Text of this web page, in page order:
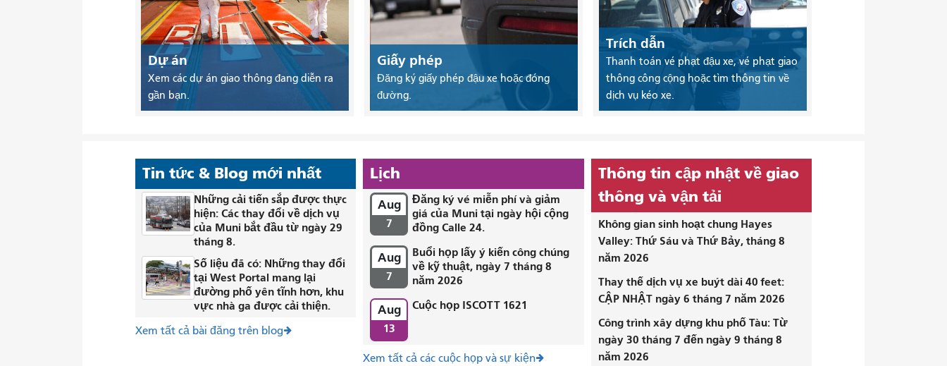
Dự án
Xem các dự án giao thông đang diễn ra
gần bạn.
Giấy phép
Đăng ký giấy phép đậu xe hoặc đóng
đường.
Trích dẫn
Thanh toán vé phạt đậu xe, vé phạt giao
thông công cộng hoặc tìm thông tin về
dịch vụ kéo xe.
Tin tức & Blog mới nhất
Những cải tiến sắp được thực
hiện: Các thay đổi về dịch vụ
của Muni bắt đầu từ ngày 29
tháng 8.
Số liệu đã có: Những thay đổi
tại West Portal mang lại
đường phố yên tĩnh hơn, khu
vực nhà ga được cải thiện.
Xem tất cả bài đăng trên blog
Lịch
Aug
7
Đăng ký vé miễn phí và giảm
giá của Muni tại ngày hội cộng
đồng Calle 24.
Aug
7
Buổi họp lấy ý kiến ​​công chúng
về kỹ thuật, ngày 7 tháng 8
năm 2026
Aug
13
Cuộc họp ISCOTT 1621
Xem tất cả các cuộc họp và sự kiện
Thông tin cập nhật về giao
thông và vận tải
Không gian sinh hoạt chung Hayes
Valley: Thứ Sáu và Thứ Bảy, tháng 8
năm 2026
Thay thế dịch vụ xe buýt dài 40 feet:
CẬP NHẬT ngày 6 tháng 7 năm 2026
Công trình xây dựng khu phố Tàu: Từ
ngày 30 tháng 7 đến ngày 9 tháng 8
năm 2026